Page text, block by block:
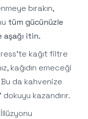
bırakın,
tüm gücünüzle
itin.
kağıt filtre
kağıdın emeceği
da kahvenize
kazandırır.